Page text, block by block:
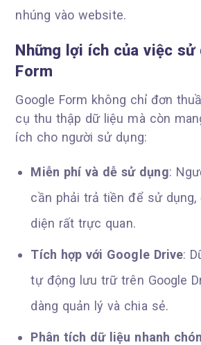
nhúng vào website.
Những lợi ích của việc sử
Form
Google Form không chỉ đơn
cụ thu thập dữ liệu mà còn
ích cho người sử dụng:
Miễn phí và dễ sử dụng:
cần phải trả tiền để sử dụng,
diện rất trực quan.
Tích hợp với Google Drive:
tự động lưu trữ trên Google
dàng quản lý và chia sẻ.
Phân tích dữ liệu nhanh